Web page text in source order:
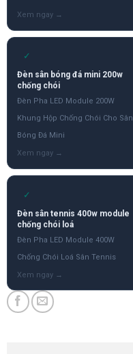
✓
Đèn sân bóng đá mini 200w
chống chói
Đèn Pha LED Module 200W
Khung Hộp Chống Chói Cho Sân
Bóng Đá Mini
✓
Đèn sân tennis 400w module
chống chói loá
Đèn Pha LED Module 400W
Chống Chói Loá Sân Tennis